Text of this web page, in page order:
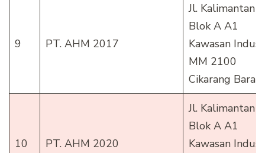
9 PT. AHM 2017
Jl. Kalimantan
Blok A A1
Kawasan
MM 2100
Cikarang Barat
10 PT. AHM 2020
Jl. Kalimantan
Blok A A1
Kawasan